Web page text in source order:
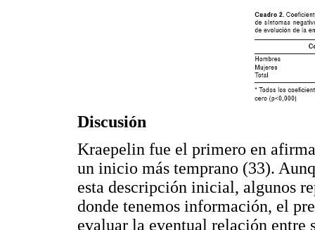
Discusión
Kraepelin fue el primero en
un inicio más temprano (33).
esta descripción inicial, algunos
donde tenemos información, el
evaluar la eventual relación entre